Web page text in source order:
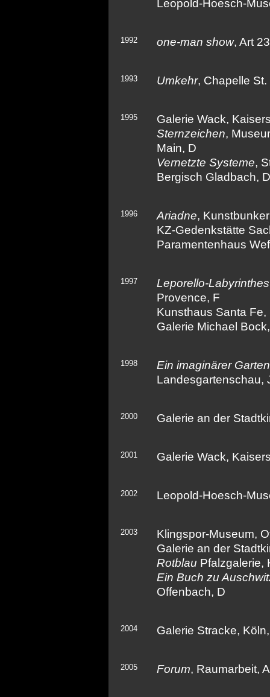
Leopold-Hoesch-
1992 one-man show, Art
1993 Umkehr, Chapelle
1995
Galerie Wack,
Sternzeichen,
Main, D
Vernetzte Systeme,
Bergisch Gladbach, D
1996 Ariadne,
KZ-Gedenkstätte
Paramentenhaus
1997 Leporello-Labyrinthes
Provence, F
Kunsthaus Santa
Galerie Michael
1998
Ein imaginärer Garten
Landesgartenschau,
2000 Galerie an der
2001 Galerie Wack,
2002 Leopold-Hoesch-
2003
Klingspor-Museum,
Galerie an der
Rotblau Pfalzgalerie,
Ein Buch zu
Offenbach, D
2004 Galerie Stracke,
2005 Forum, Raumarbeit,